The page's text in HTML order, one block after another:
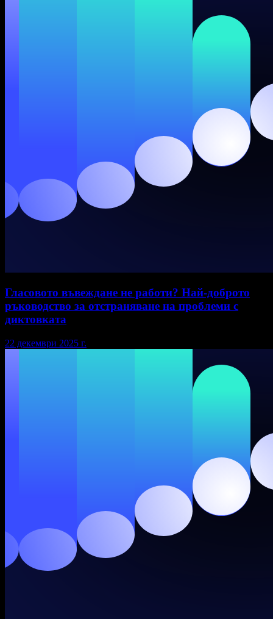
Гласовото въвеждане не работи? Най-доброто
ръководство за отстраняване на проблеми с
диктовката
22 декември 2025 г.